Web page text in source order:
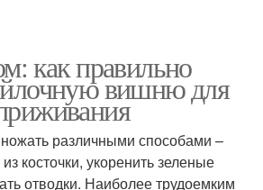
как правильно
вишню для
различными способами –
косточки, укоренить зеленые
отводки. Наиболее трудоемким